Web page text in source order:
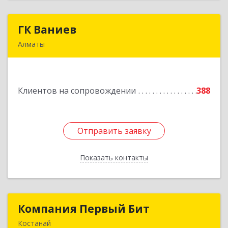
ГК Ваниев
Алматы
Клиентов на сопровождении 388
Отправить заявку
Показать контакты
Подробнее
Отправить заявку
Назад
Компания Первый Бит
Костанай
Компания Первый Бит